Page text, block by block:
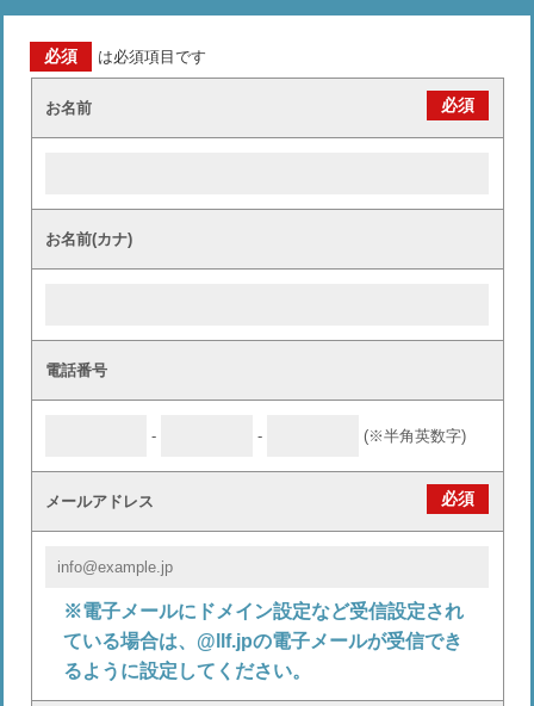
必須 は必須項目です
お名前 必須
お名前(カナ)
電話番号
- - (※半角英数字)
メールアドレス 必須
※電子メールにドメイン設定など受信設定され
ている場合は、@llf.jpの電子メールが受信でき
るように設定してください。